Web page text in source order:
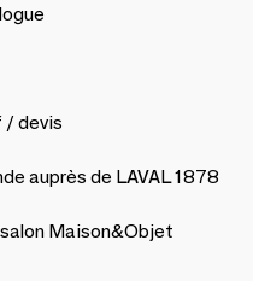
/ devis
auprès de LAVAL 1878
Maison&Objet